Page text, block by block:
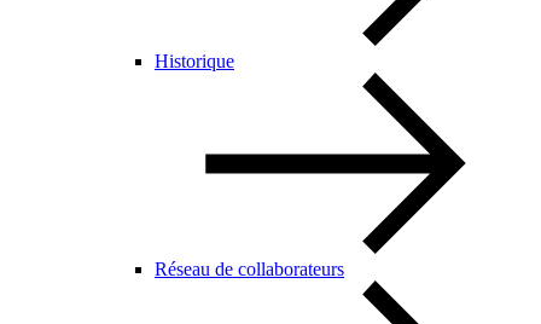
Historique
Réseau de collaborateurs